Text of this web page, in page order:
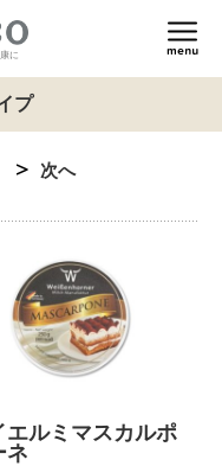
に
プ
次へ
エルミマスカルポ
ネ